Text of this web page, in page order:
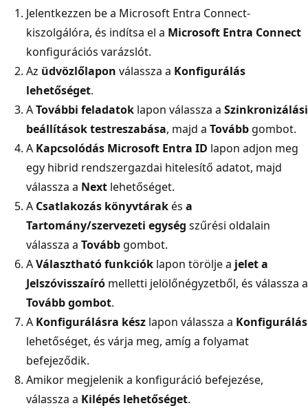
Jelentkezzen be a Microsoft Entra Connect-
kiszolgálóra, és indítsa el a Microsoft Entra Connect
konfigurációs varázslót.
Az üdvözlőlapon válassza a Konfigurálás
lehetőséget.
ATovábbi feladatok lapon válassza a Szinkronizálási
beállítások testreszabása, majd a Tovább gombot.
A Kapcsolódás Microsoft Entra ID lapon adjon meg
egy hibrid rendszergazdai hitelesítő adatot, majd
válassza a Next lehetőséget.
A Csatlakozás könyvtárakés a
Tartomány/szervezeti egység szűrési oldalain
válassza a Tovább gombot.
AVálasztható funkciók lapon törölje a jelet a
Jelszóvisszaíró melletti jelölőnégyzetből, és válassza a
Tovább gombot.
A Konfigurálásra kész lapon válassza a Konfigurálás
lehetőséget, és várja meg, amíg a folyamat
befejeződik.
Amikor megjelenik a konfiguráció befejezése,
válassza a Kilépés lehetőséget.